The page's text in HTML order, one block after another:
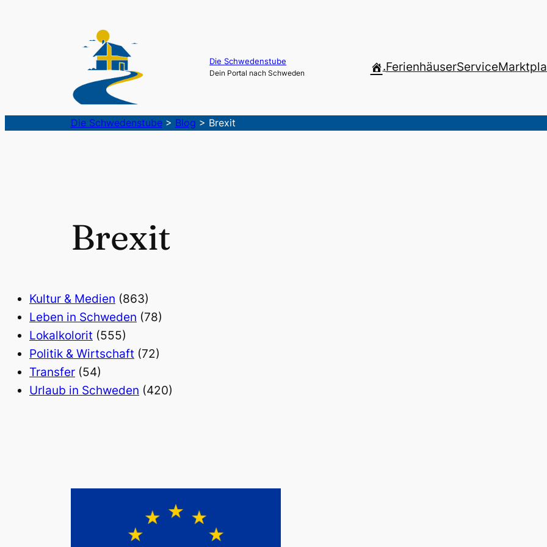
Die Schwedenstube
Dein Portal nach Schweden .FerienhäuserService
Die Schwedenstube> Blog > Brexit
Brexit
Kultur & Medien (863)
Leben in Schweden (78)
Lokalkolorit (555)
Politik & Wirtschaft (72)
Transfer (54)
Urlaub in Schweden (420)